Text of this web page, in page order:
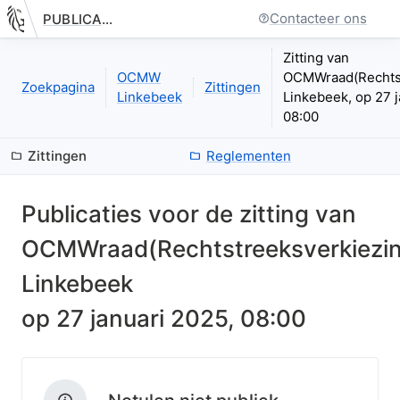
Nieuwe pagina: bestuurseenheid.zittingen.zitting.index
PUBLICATIE.GELINKT-NOTULEREN.VLAANDEREN.BE Contacteer ons
Zoekpagina
OCMW
Linkebeek
Zittingen
Zitting van
Linkebeek, op 27
08:00
Zittingen Reglementen
Publicaties voor de zitting van
Linkebeek
op 27 januari 2025, 08:00